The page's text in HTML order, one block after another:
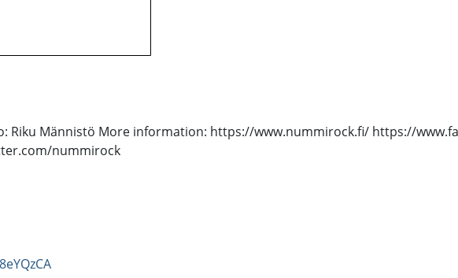
Riku Männistö More information: https://www.nummirock.fi/ https://
nummirock